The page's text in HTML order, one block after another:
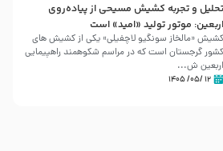
تحلیل و تجربه کشیش مسیحی از پیاده‌روی
اربعین: موتور تولید «امید» است
کشیش «مالخاز سونگیو لاچفیلی» یکی از کشیش های
کشور گرجستان است که در مراسم شکوهمند راهپیمایی
اربعین ش...
۱۲ /۰۵/ ۱۴۰۵